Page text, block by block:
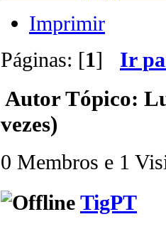
Imprimir
Páginas: [1] Ir
AutorTópico:
vezes)
0 Membros e 1
TigPT